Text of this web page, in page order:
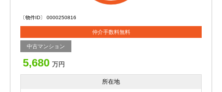
〔物件ID〕 0000250816
仲介手数料無料
中古マンション
5,680 万円
所在地